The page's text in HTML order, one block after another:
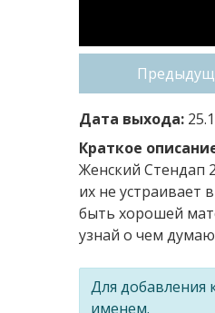
Дата выхода:
Краткое
Женский Стендап
их не устраивает
быть хорошей
узнай о чем
Для добавления
именем.